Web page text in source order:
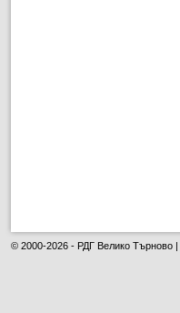
© 2000-2026 - РДГ Велико Търново |